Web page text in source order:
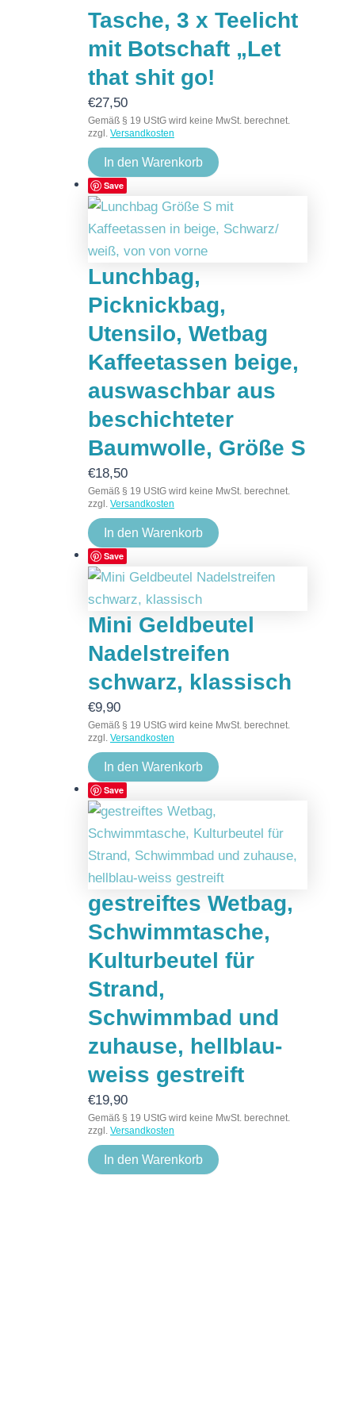
Tasche, 3 x Teelicht
mit Botschaft „Let
that shit go!
€27,50
Gemäß § 19 UStG wird keine MwSt. berechnet.
zzgl. Versandkosten
In den Warenkorb
Save
Lunchbag,
Picknickbag,
Utensilo, Wetbag
Kaffeetassen beige,
auswaschbar aus
beschichteter
Baumwolle, Größe S
€18,50
Gemäß § 19 UStG wird keine MwSt. berechnet.
zzgl. Versandkosten
In den Warenkorb
Save
Mini Geldbeutel
Nadelstreifen
schwarz, klassisch
€9,90
Gemäß § 19 UStG wird keine MwSt. berechnet.
zzgl. Versandkosten
In den Warenkorb
Save
gestreiftes Wetbag,
Schwimmtasche,
Kulturbeutel für
Strand,
Schwimmbad und
zuhause, hellblau-
weiss gestreift
€19,90
Gemäß § 19 UStG wird keine MwSt. berechnet.
zzgl. Versandkosten
In den Warenkorb